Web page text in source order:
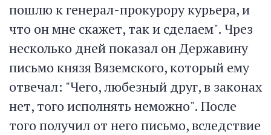
пошлю к генерал-прокурору курьера, и
что он мне скажет, так и сделаем". Чрез
несколько дней показал он Державину
письмо князя Вяземского, который ему
отвечал: "Чего, любезный друг, в законах
нет, того исполнять неможно". После
того получил от него письмо, вследствие